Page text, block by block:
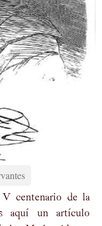
centenario de la
aquí un artículo